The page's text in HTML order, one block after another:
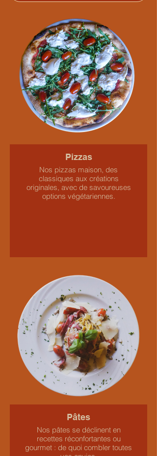
Pizzas
Nos pizzas maison, des
classiques aux créations
originales, avec de savoureuses
options végétariennes.
Pâtes
Nos pâtes se déclinent en
recettes réconfortantes ou
gourmet : de quoi combler toutes